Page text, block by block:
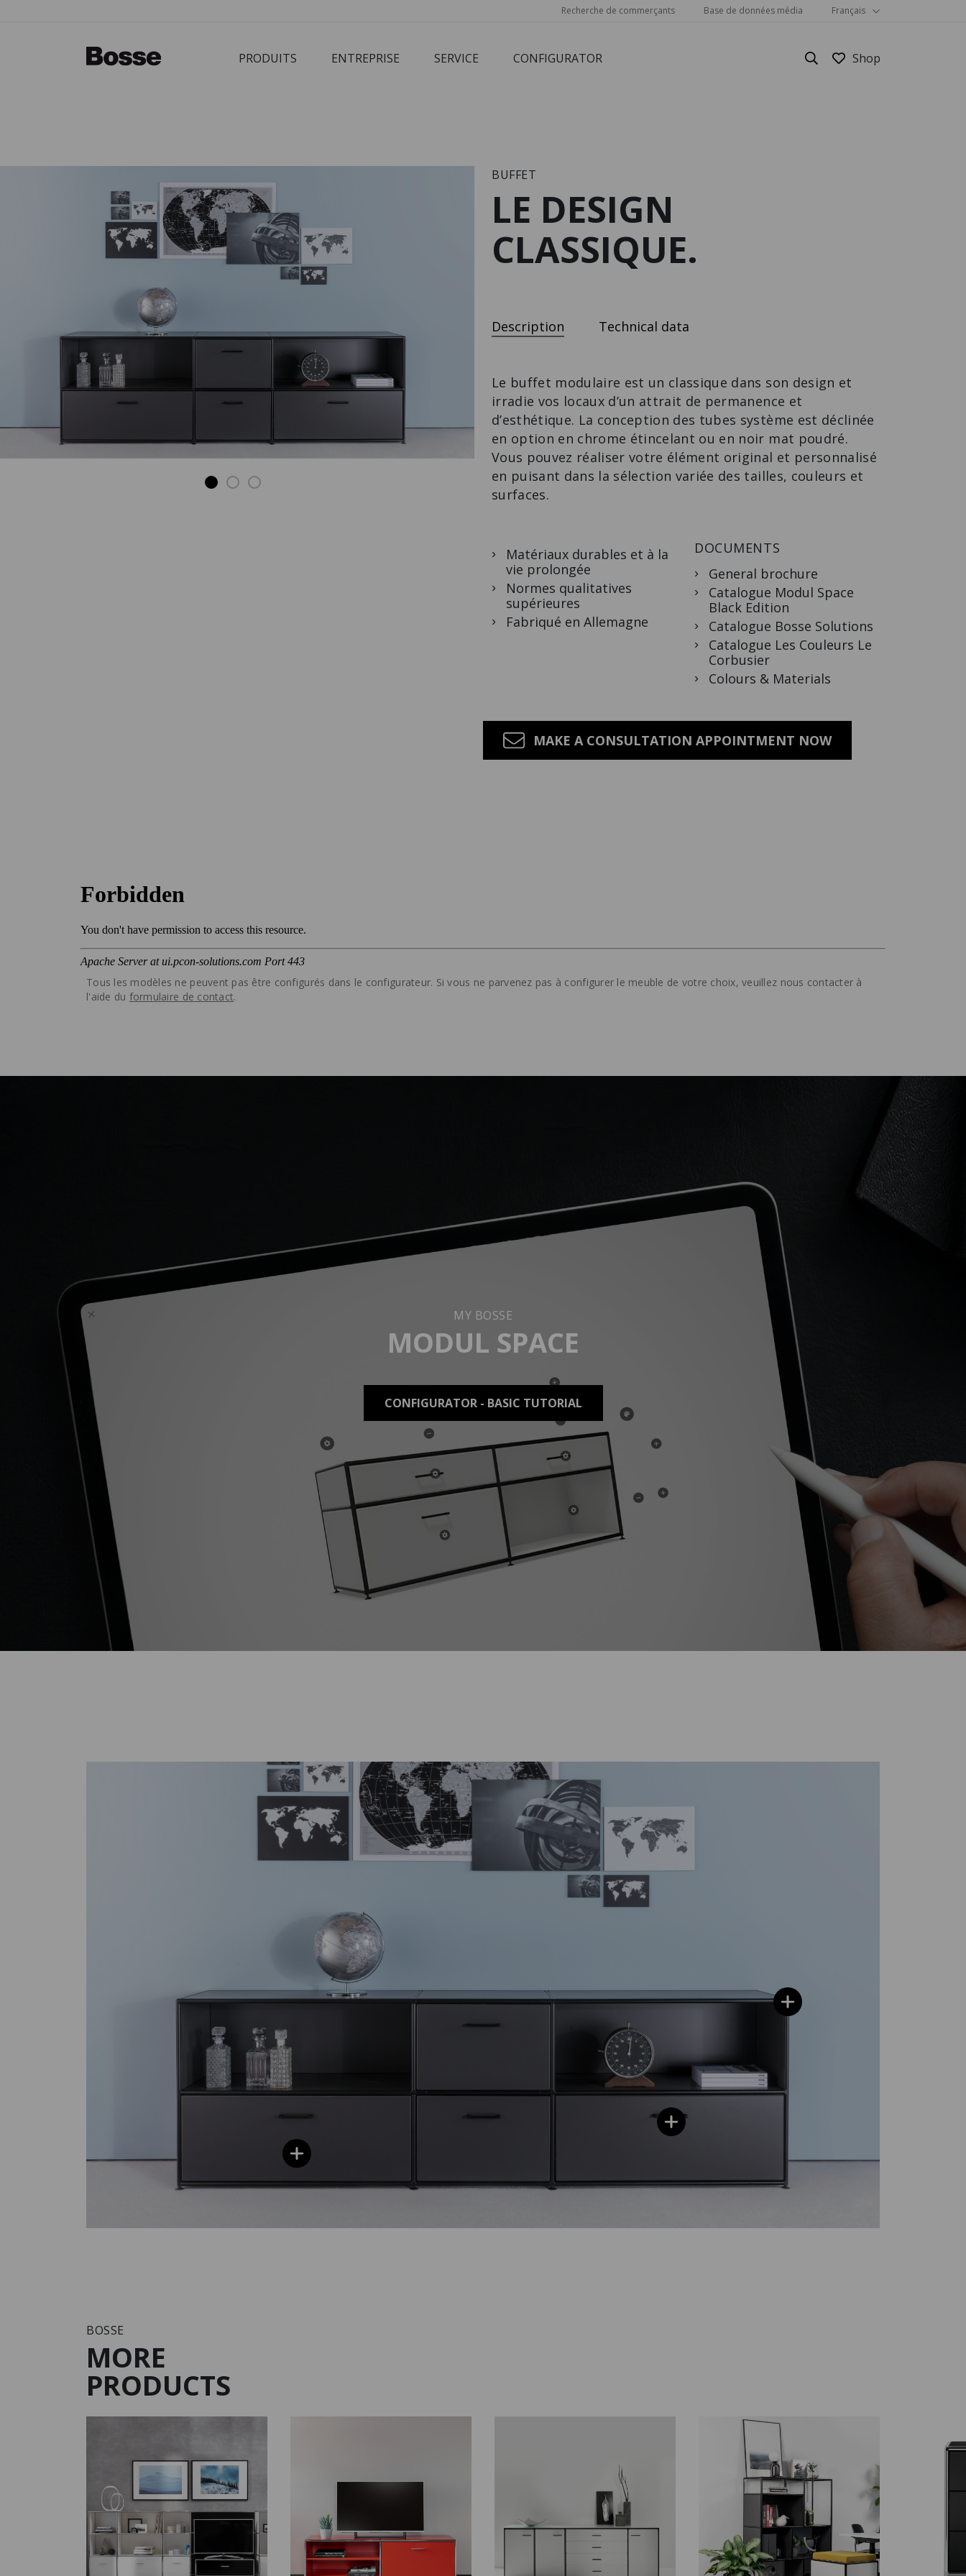
Recherche de commerçants Base de données média Français
PRODUITS ENTREPRISE SERVICE CONFIGURATOR
PRODUCTS
Le design
rencontre la
ROOM
sur mesure.
SIDEBOARD BANC SUR
ROULETTES
extras.
CUBE 4.0
accueillir jusqu'à 8
personnes.
BUFFET
LE DESIGN
CLASSIQUE.
Description Technical data
Le buffet modulaire est un classique dans son design et
irradie vos locaux d’un attrait de permanence et
d’esthétique. La conception des tubes système est déclinée
en option en chrome étincelant ou en noir mat poudré.
Vous pouvez réaliser votre élément original et personnalisé
en puisant dans la sélection variée des tailles, couleurs et
surfaces.
Matériaux durables et à la
vie prolongée
Normes qualitatives
supérieures
Fabriqué en Allemagne
DOCUMENTS
General brochure
Catalogue Modul Space
Black Edition
Catalogue Bosse Solutions
Catalogue Les Couleurs Le
Corbusier
Colours & Materials
MAKE A CONSULTATION APPOINTMENT NOW
Tous les modèles ne peuvent pas être configurés dans le configurateur. Si vous ne parvenez pas à configurer le meuble de votre choix, veuillez nous contacter à
l'aide du formulaire de contact.
MY BOSSE
MODUL SPACE
CONFIGURATOR - BASIC TUTORIAL
BOSSE
MORE
PRODUCTS